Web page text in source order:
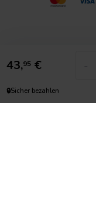
43,95 €
🔒Sicher bezahlen